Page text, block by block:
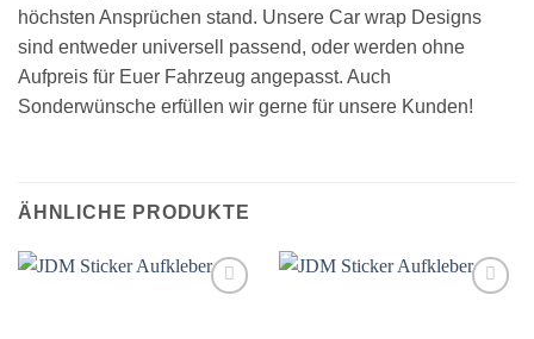
höchsten Ansprüchen stand. Unsere Car wrap Designs
sind entweder universell passend, oder werden ohne
Aufpreis für Euer Fahrzeug angepasst. Auch
Sonderwünsche erfüllen wir gerne für unsere Kunden!
ÄHNLICHE PRODUKTE